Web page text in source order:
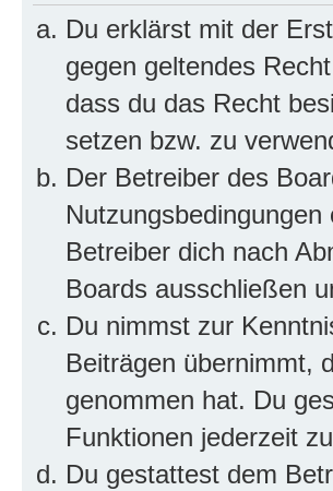
Du erklärst mit der
gegen geltendes
dass du das Recht
setzen bzw. zu
Der Betreiber des
Betreiber dich nach
Boards ausschließen
Du nimmst zur
Beiträgen übernimmt,
genommen hat. Du
Funktionen jederzeit
Du gestattest dem